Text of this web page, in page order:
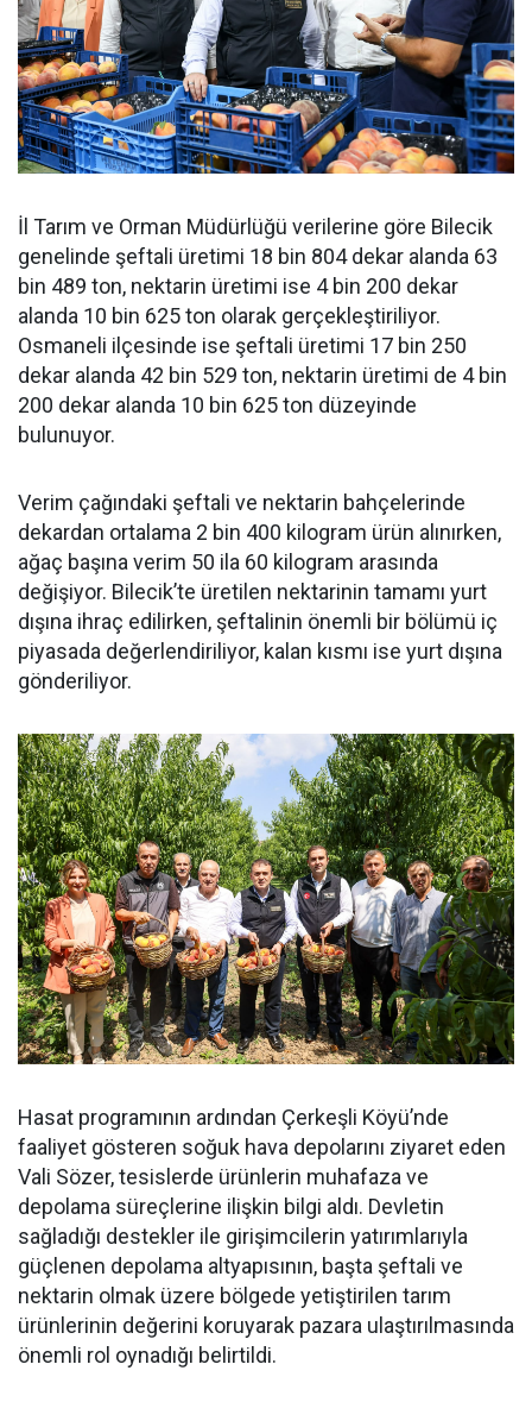
İl Tarım ve Orman Müdürlüğü verilerine göre Bilecik
genelinde şeftali üretimi 18 bin 804 dekar alanda 63
bin 489 ton, nektarin üretimi ise 4 bin 200 dekar
alanda 10 bin 625 ton olarak gerçekleştiriliyor.
Osmaneli ilçesinde ise şeftali üretimi 17 bin 250
dekar alanda 42 bin 529 ton, nektarin üretimi de 4 bin
200 dekar alanda 10 bin 625 ton düzeyinde
bulunuyor.
Verim çağındaki şeftali ve nektarin bahçelerinde
dekardan ortalama 2 bin 400 kilogram ürün alınırken,
ağaç başına verim 50 ila 60 kilogram arasında
değişiyor. Bilecik’te üretilen nektarinin tamamı yurt
dışına ihraç edilirken, şeftalinin önemli bir bölümü iç
piyasada değerlendiriliyor, kalan kısmı ise yurt dışına
gönderiliyor.
Hasat programının ardından Çerkeşli Köyü’nde
faaliyet gösteren soğuk hava depolarını ziyaret eden
Vali Sözer, tesislerde ürünlerin muhafaza ve
depolama süreçlerine ilişkin bilgi aldı. Devletin
sağladığı destekler ile girişimcilerin yatırımlarıyla
güçlenen depolama altyapısının, başta şeftali ve
nektarin olmak üzere bölgede yetiştirilen tarım
ürünlerinin değerini koruyarak pazara ulaştırılmasında
önemli rol oynadığı belirtildi.